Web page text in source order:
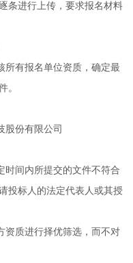
条进行上传，要求报名材料
所有报名单位资质，确定最
。
股份有限公司
时间内所提交的文件不符合
投标人的法定代表人或其授
资质进行择优筛选，而不对